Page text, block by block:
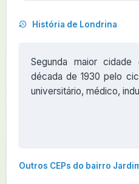
História de Londrina
Segunda maior
década de 1930 pelo
universitário, médico,
Outros CEPs do bairro